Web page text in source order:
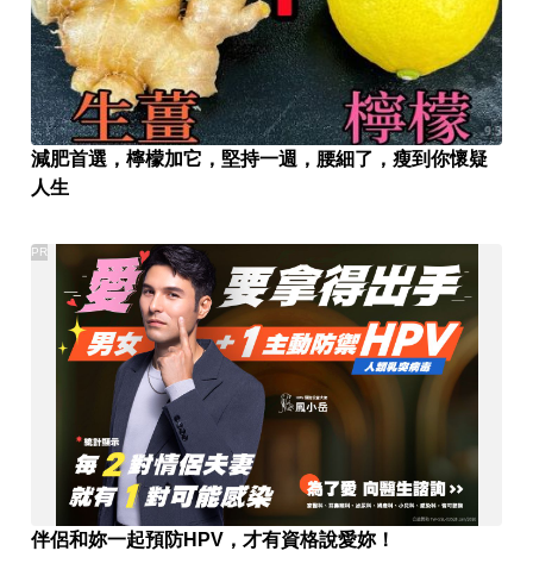
減肥首選，檸檬加它，堅持一週，腰細了，瘦到你懷疑
人生
伴侶和妳一起預防HPV，才有資格說愛妳！
PR